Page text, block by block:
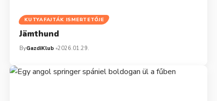
KUTYAFAJTÁK ISMERTETŐJE
Jämthund
ByGazdiKlub 2026.01.29.